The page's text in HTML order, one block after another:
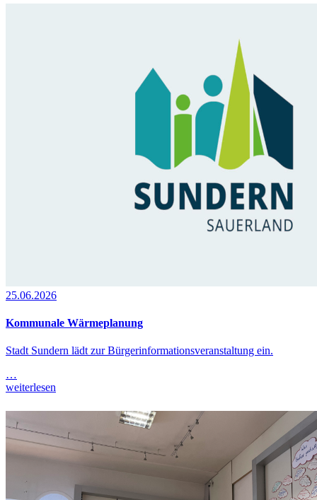
25.06.2026
Kommunale Wärmeplanung
Stadt Sundern lädt zur Bürgerinformationsveranstaltung ein.
…
weiterlesen